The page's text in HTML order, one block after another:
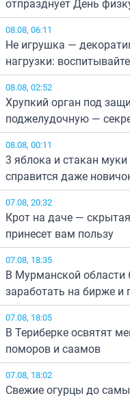
отпразднует День
08.08, 06:11
Не игрушка —
нагрузки:
08.08, 02:52
Хрупкий орган под
поджелудочную —
08.08, 00:11
3 яблока и стакан
справится даже
07.08, 20:32
Крот на даче —
принесет вам пользу
07.08, 18:35
В Мурманской области
заработать на бирже и
07.08, 18:05
В Териберке освятят
поморов и саамов
07.08, 18:02
Свежие огурцы до